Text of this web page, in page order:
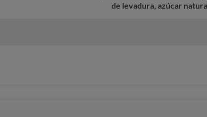
de levadura, azúcar